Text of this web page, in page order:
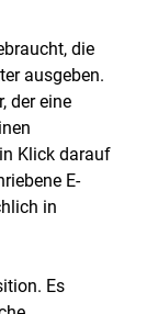
die
ausgeben.
der eine
Klick darauf
E-
in
Es